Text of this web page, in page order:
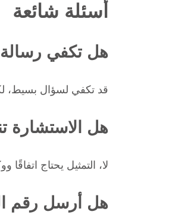
أسئلة شائعة
هل تكفي
قد تكفي لسؤال بسيط،
هل الاستشارة
لا، التمثيل يحتاج اتفاقًا
هل أرسل رقم